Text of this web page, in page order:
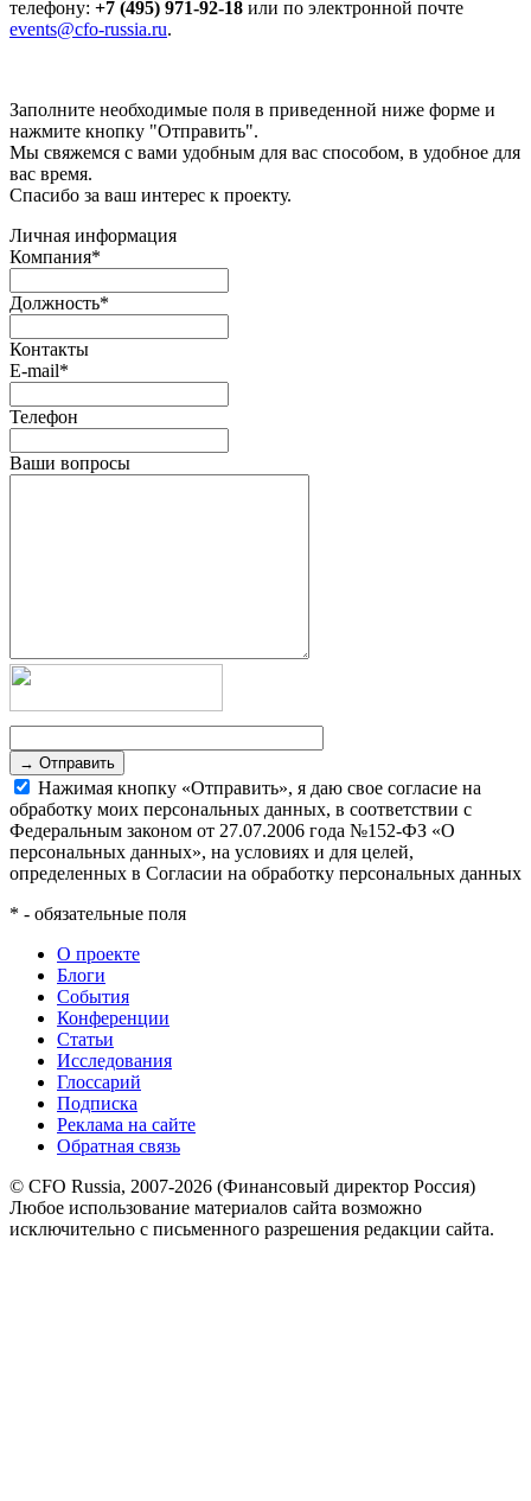
телефону: +7 (495) 971-92-18 или по электронной почте
events@cfo-russia.ru.
Заполните необходимые поля в приведенной ниже форме и
нажмите кнопку "Отправить".
Мы свяжемся с вами удобным для вас способом, в удобное для
вас время.
Спасибо за ваш интерес к проекту.
Личная информация
Компания*
Должность*
Контакты
E-mail*
Телефон
Ваши вопросы
→ Отправить
Нажимая кнопку «Отправить», я даю свое согласие на
обработку моих персональных данных, в соответствии с
Федеральным законом от 27.07.2006 года №152-ФЗ «О
персональных данных», на условиях и для целей,
определенных в Согласии на обработку персональных данных
* - обязательные поля
О проекте
Блоги
События
Конференции
Статьи
Исследования
Глоссарий
Подписка
Реклама на сайте
Обратная связь
© CFO Russia, 2007-2026 (Финансовый директор Россия)
Любое использование материалов сайта возможно
исключительно с письменного разрешения редакции сайта.